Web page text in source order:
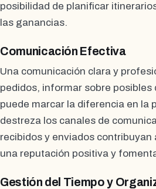
posibilidad de planificar
las ganancias.
Comunicación Efectiva
Una comunicación clara y
pedidos, informar sobre
puede marcar la diferencia en la
destreza los canales de
recibidos y enviados
una reputación positiva y
Gestión del Tiempo y